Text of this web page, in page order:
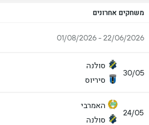
משחקים אחרונים
22/06/2026 - 01/08/2026
30/05
סולנה
סיריוס
24/05
האמרבי
סולנה